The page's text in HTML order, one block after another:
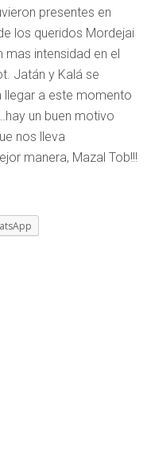
presentes en
los queridos Mordejai
mas intensidad en el
Jatán y Kalá se
llegar a este momento
un buen motivo
nos lleva
manera, Mazal Tob!!!